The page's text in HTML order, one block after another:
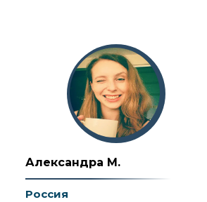
Александра М.
Россия